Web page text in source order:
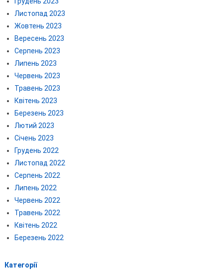
Листопад 2023
Жовтень 2023
Вересень 2023
Серпень 2023
Липень 2023
Червень 2023
Травень 2023
Квітень 2023
Березень 2023
Лютий 2023
Січень 2023
Грудень 2022
Листопад 2022
Серпень 2022
Липень 2022
Червень 2022
Травень 2022
Квітень 2022
Березень 2022
Категорії